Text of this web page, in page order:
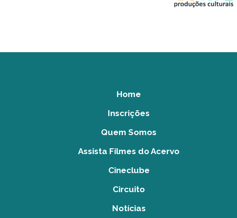
Home
Inscrições
Quem Somos
Assista Filmes do Acervo
Cineclube
Circuito
Notícias